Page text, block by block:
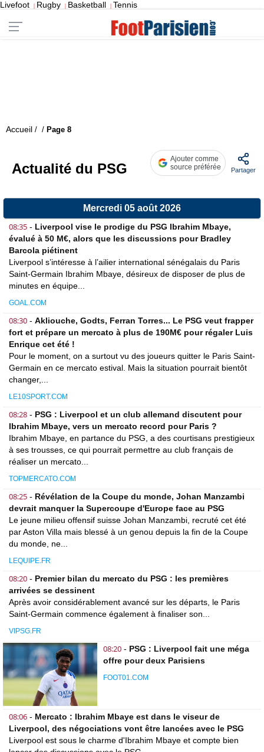
Livefoot | Rugby | Basketball | Tennis
Accueil / / Page 8
Actualité du PSG
Ajouter comme
source préférée
Partager
Mercredi 05 août 2026
08:35 - Liverpool vise le prodige du PSG Ibrahim Mbaye,
évalué à 50 M€, alors que les discussions pour Bradley
Barcola piétinent
Liverpool s’intéresse à l’ailier international sénégalais du Paris
Saint-Germain Ibrahim Mbaye, désireux de disposer de plus de
minutes en équipe...
GOAL.COM
08:30 - Akliouche, Godts, Ferran Torres... Le PSG veut frapper
fort et prépare un mercato à plus de 190M€ pour régaler Luis
Enrique cet été !
Pour le moment, on a surtout vu des joueurs quitter le Paris Saint-
Germain en ce mercato estival. Mais la situation pourrait bientôt
changer,...
LE10SPORT.COM
08:28 - PSG : Liverpool et un club allemand discutent pour
Ibrahim Mbaye, vers un mercato record pour Paris ?
Ibrahim Mbaye, en partance du PSG, a des courtisans prestigieux
à ses trousses, ce qui pourrait permettre au club français de
réaliser un mercato...
TOPMERCATO.COM
08:25 - Révélation de la Coupe du monde, Johan Manzambi
devrait manquer la Supercoupe d'Europe face au PSG
Le jeune milieu offensif suisse Johan Manzambi, recruté cet été
par Aston Villa mais blessé à un genou depuis la fin de la Coupe
du monde, ne...
LEQUIPE.FR
08:20 - Premier bilan du mercato du PSG : les premières
arrivées se dessinent
Après avoir considérablement avancé sur les départs, le Paris
Saint-Germain commence également à finaliser son...
VIPSG.FR
08:20 - PSG : Liverpool fait une méga
offre pour deux Parisiens
FOOT01.COM
08:06 - Mercato : Ibrahim Mbaye est dans le viseur de
Liverpool, des négociations vont être lancées avec le PSG
Liverpool est sous le charme d'Ibrahim Mbaye et compte bien